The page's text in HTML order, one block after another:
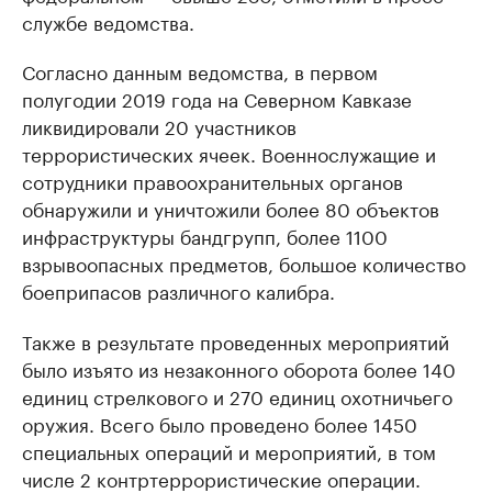
службе ведомства.
Согласно данным ведомства, в первом
полугодии 2019 года на Северном Кавказе
ликвидировали 20 участников
террористических ячеек. Военнослужащие и
сотрудники правоохранительных органов
обнаружили и уничтожили более 80 объектов
инфраструктуры бандгрупп, более 1100
взрывоопасных предметов, большое количество
боеприпасов различного калибра.
Также в результате проведенных мероприятий
было изъято из незаконного оборота более 140
единиц стрелкового и 270 единиц охотничьего
оружия. Всего было проведено более 1450
специальных операций и мероприятий, в том
числе 2 контртеррористические операции.